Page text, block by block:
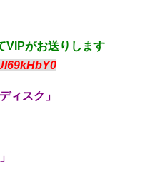
VIPがお送りします
ィスク」